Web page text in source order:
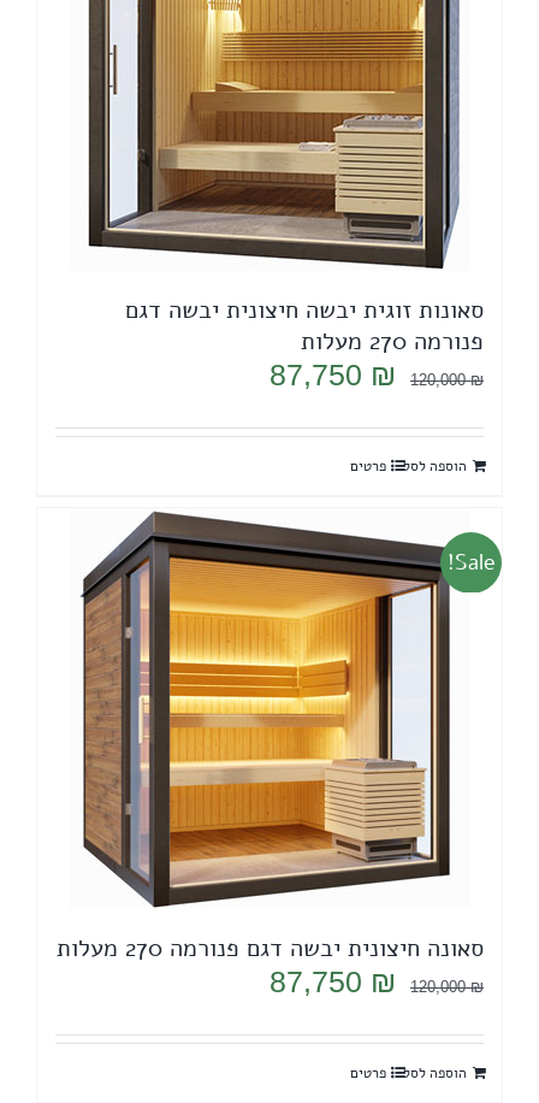
סאונות זוגית יבשה חיצונית יבשה דגם
פנורמה 270 מעלות
120,000₪
המחיר
היה:
120,000 ₪.
87,750 ₪
הוא:
הוספה לסל פרטים
Sale!
סאונה חיצונית יבשה דגם פנורמה 270 מעלות
120,000₪
המחיר
היה:
120,000 ₪.
87,750 ₪
הוא:
הוספה לסל פרטים